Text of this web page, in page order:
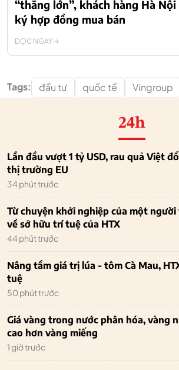
“thắng lớn”, khách hàng Hà
ký hợp đồng mua bán
ĐỌC NGAY
Tags: đầu tư quốc tế Vingroup
24h
Lần đầu vượt 1 tỷ USD, rau quả Việt
thị trường EU
34 phút trước
Từ chuyện khởi nghiệp của một
về sở hữu trí tuệ của HTX
44 phút trước
Nâng tầm giá trị lúa - tôm Cà Mau,
tuệ
50 phút trước
Giá vàng trong nước phân hóa, vàng
cao hơn vàng miếng
1 giờ trước